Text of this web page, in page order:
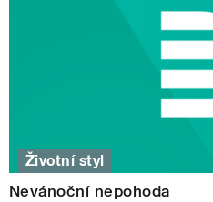
Životní styl
Nevánoční nepohoda